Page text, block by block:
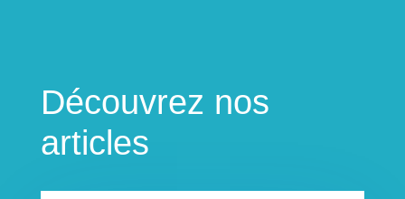
Découvrez nos
articles